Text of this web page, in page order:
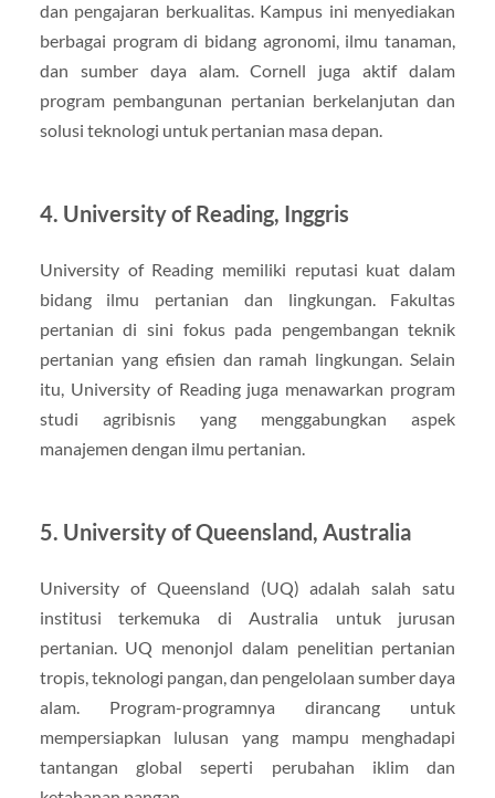
dan pengajaran berkualitas. Kampus ini menyediakan
berbagai program di bidang agronomi, ilmu tanaman,
dan sumber daya alam. Cornell juga aktif dalam
program pembangunan pertanian berkelanjutan dan
solusi teknologi untuk pertanian masa depan.
4. University of Reading, Inggris
University of Reading memiliki reputasi kuat dalam
bidang ilmu pertanian dan lingkungan. Fakultas
pertanian di sini fokus pada pengembangan teknik
pertanian yang efisien dan ramah lingkungan. Selain
itu, University of Reading juga menawarkan program
studi agribisnis yang menggabungkan aspek
manajemen dengan ilmu pertanian.
5. University of Queensland, Australia
University of Queensland (UQ) adalah salah satu
institusi terkemuka di Australia untuk jurusan
pertanian. UQ menonjol dalam penelitian pertanian
tropis, teknologi pangan, dan pengelolaan sumber daya
alam. Program-programnya dirancang untuk
mempersiapkan lulusan yang mampu menghadapi
tantangan global seperti perubahan iklim dan